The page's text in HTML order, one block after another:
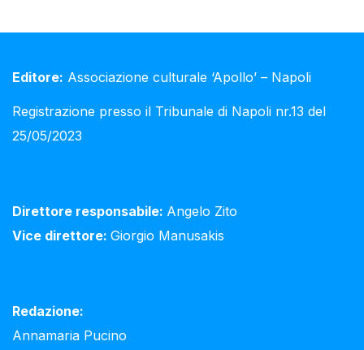
Editore: Associazione culturale ‘Apollo’ – Napoli
Registrazione presso il Tribunale di Napoli nr.13 del
25/05/2023
Direttore responsabile: Angelo Zito
Vice direttore: Giorgio Manusakis
Redazione:
Annamaria Pucino